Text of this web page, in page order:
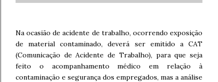
Na ocasião de acidente de trabalho, ocorrendo exposição
de material contaminado, deverá ser emitido a CAT
(Comunicação de Acidente de Trabalho), para que seja
feito o acompanhamento médico em relação à
contaminação e segurança dos empregados, mas a análise